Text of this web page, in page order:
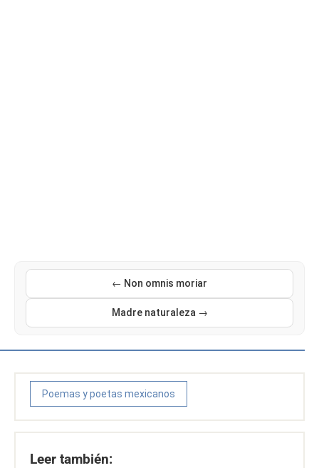
← Non omnis moriar
Madre naturaleza →
Poemas y poetas mexicanos
Leer también: